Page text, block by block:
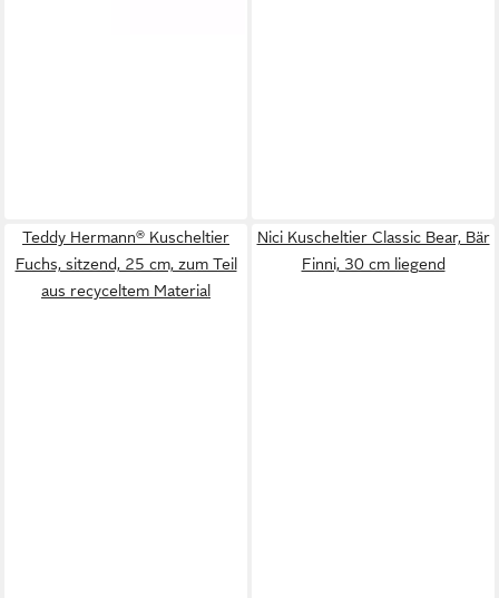
Teddy Hermann® Kuscheltier
Fuchs, sitzend, 25 cm, zum Teil
aus recyceltem Material
Nici Kuscheltier Classic Bear, Bär
Finni, 30 cm liegend